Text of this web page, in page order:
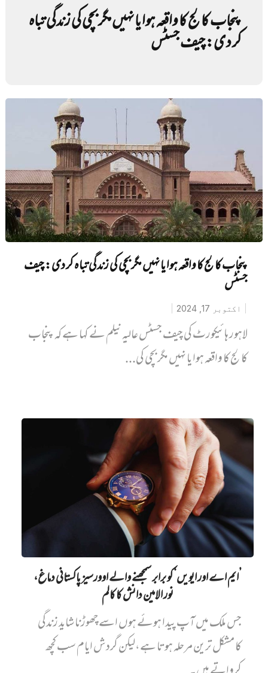
پنجاب کالج کا واقعہ ہوا یا نہیں مگر بچی کی زندگی تباہ
کر دی: چیف جسٹس
پنجاب کالج کا واقعہ ہوا یا نہیں مگر بچی کی زندگی تباہ کر دی: چیف
جسٹس
اکتوبر 17, 2024
لاہور ہائیکورٹ کی چیف جسٹس عالیہ نیلم نے کہا ہے کہ پنجاب
کالج کا واقعہ ہوا یا نہیں مگر بچی کی...
’ایم اے اور ایویں‌‘ کو برابر سمجھنے والے اوورسیز پاکستانی دماغ،
نور الامین دانش کا کالم
جس ملک میں آپ پیدا ہوئے ہوں اسے چھوڑنا شاید زندگی
کا مشکل ترین مرحلہ ہوتا ہے،لیکن گردش ایام سب کچھ